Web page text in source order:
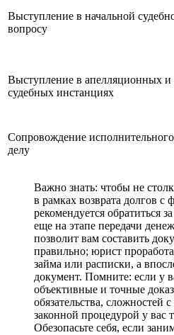
Выступление в начальной
вопросу
Выступление в апелляционных и
судебных инстанциях
Сопровождение
делу
Важно знать: чтобы не
в рамках возврата долгов с
рекомендуется обратиться
еще на этапе передачи
позволит вам составить
правильно; юрист
займа или расписки, а
документ. Помните: если у
объективные и точные
обязательства, сложностей
законной процедурой у вас
Обезопасьте себя, если